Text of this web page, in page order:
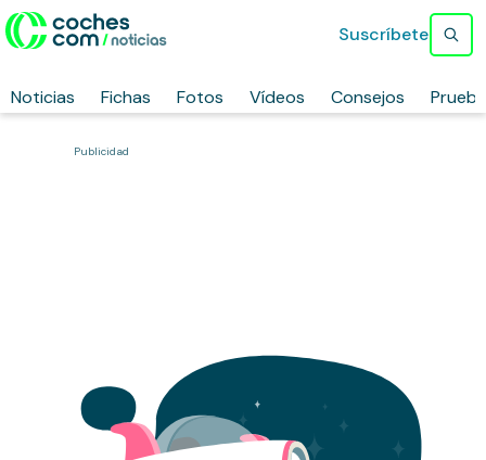
Noticias Fichas Fotos Vídeos Consejos
Suscríbete
Publicidad